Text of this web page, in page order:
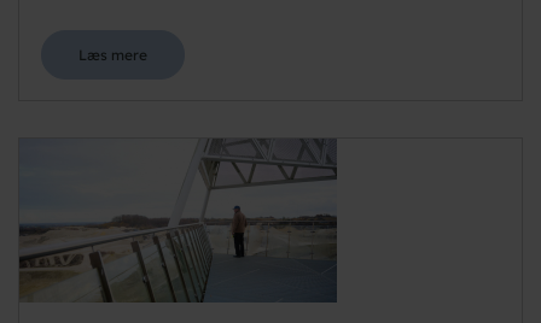
Læs mere